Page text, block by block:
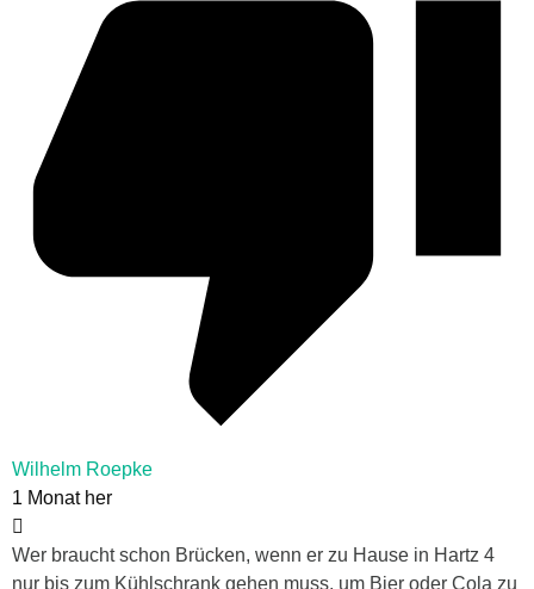
Wilhelm Roepke
1 Monat her
Wer braucht schon Brücken, wenn er zu Hause in Hartz 4
nur bis zum Kühlschrank gehen muss, um Bier oder Cola zu